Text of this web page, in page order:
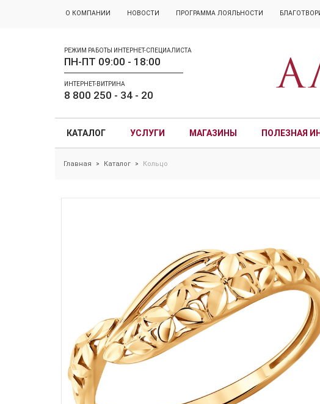
О КОМПАНИИ НОВОСТИ ПРОГРАММА ЛОЯЛЬНОСТИ
РЕЖИМ РАБОТЫ ИНТЕРНЕТ-СПЕЦИАЛИСТА
ПН-ПТ 09:00 - 18:00
ИНТЕРНЕТ-ВИТРИНА
8 800 250 - 34 - 20
КАТАЛОГ УСЛУГИ МАГАЗИНЫ ПОЛЕЗНАЯ
Главная > Каталог > Кольцо